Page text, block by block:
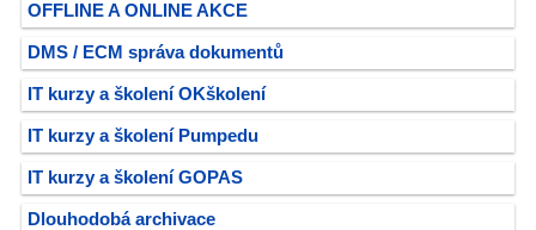
OFFLINE A ONLINE AKCE
DMS / ECM správa dokumentů
IT kurzy a školení OKškolení
IT kurzy a školení Pumpedu
IT kurzy a školení GOPAS
Dlouhodobá archivace